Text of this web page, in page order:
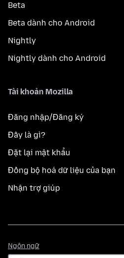
Beta
Beta dành cho Android
Nightly
Nightly dành cho Android
Tài khoản Mozilla
Đăng nhập/Đăng ký
Đây là gì?
Đặt lại mật khẩu
Đồng bộ hoá dữ liệu của bạn
Nhận trợ giúp
Ngôn ngữ
ngữ